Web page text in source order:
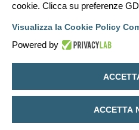
La ricerca ha trovato 33
Indice Contattaci
Traduzione
Privacy|
cookie. Clicca su preferenze
Visualizza la Cookie Policy
Powered by
ACCETTA